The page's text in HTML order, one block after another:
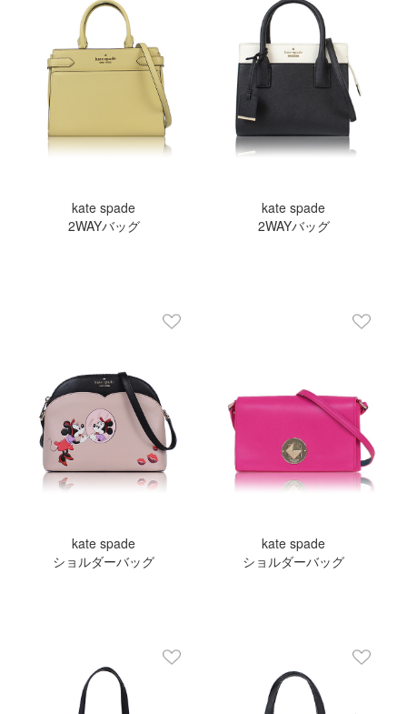
kate spade
2WAYバッグ
kate spade
2WAYバッグ
kate spade
ショルダーバッグ
kate spade
ショルダーバッグ